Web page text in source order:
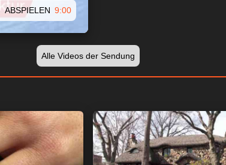
ABSPIELEN 9:00
Alle Videos der Sendung